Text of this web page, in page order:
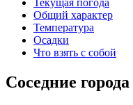
Текущая погода
Общий характер
Температура
Осадки
Что взять с собой
Соседние города